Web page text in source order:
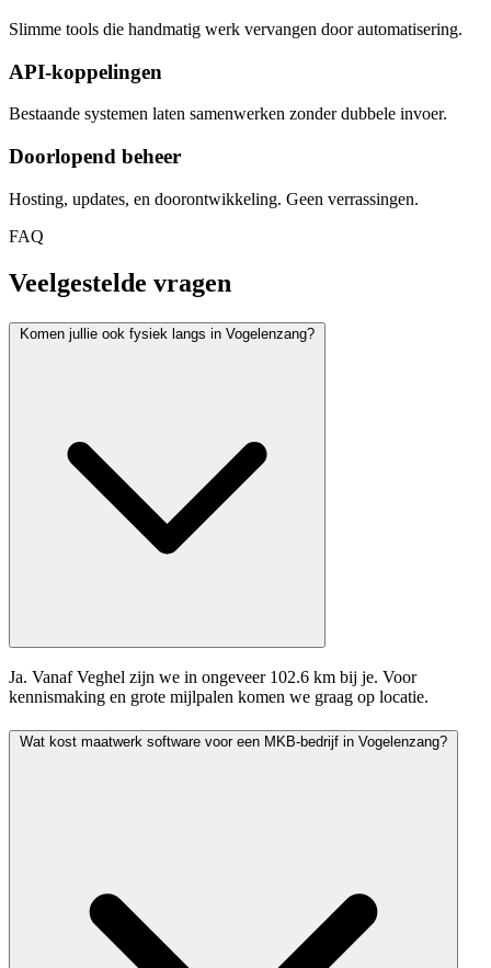
Slimme tools die handmatig werk vervangen door automatisering.
API-koppelingen
Bestaande systemen laten samenwerken zonder dubbele invoer.
Doorlopend beheer
Hosting, updates, en doorontwikkeling. Geen verrassingen.
FAQ
Veelgestelde vragen
Komen jullie ook fysiek langs in Vogelenzang?
Ja. Vanaf Veghel zijn we in ongeveer 102.6 km bij je. Voor
kennismaking en grote mijlpalen komen we graag op locatie.
Wat kost maatwerk software voor een MKB-bedrijf in Vogelenzang?